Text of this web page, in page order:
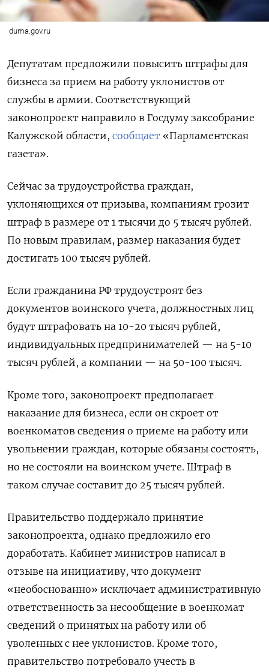
duma.gov.ru
Депутатам предложили повысить штрафы для
бизнеса за прием на работу уклонистов от
службы в армии. Соответствующий
законопроект направило в Госдуму заксобрание
Калужской области, сообщает «Парламентская
газета».
Сейчас за трудоустройства граждан,
уклоняющихся от призыва, компаниям грозит
штраф в размере от 1 тысячи до 5 тысяч рублей.
По новым правилам, размер наказания будет
достигать 100 тысяч рублей.
Если гражданина РФ трудоустроят без
документов воинского учета, должностных лиц
будут штрафовать на 10-20 тысяч рублей,
индивидуальных предпринимателей — на 5-10
тысяч рублей, а компании — на 50-100 тысяч.
Кроме того, законопроект предполагает
наказание для бизнеса, если он скроет от
военкоматов сведения о приеме на работу или
увольнении граждан, которые обязаны состоять,
но не состояли на воинском учете. Штраф в
таком случае составит до 25 тысяч рублей.
Правительство поддержало принятие
законопроекта, однако предложило его
доработать. Кабинет министров написал в
отзыве на инициативу, что документ
«необоснованно» исключает административную
ответственность за несообщение в военкомат
сведений о принятых на работу или об
уволенных с нее уклонистов. Кроме того,
правительство потребовало учесть в